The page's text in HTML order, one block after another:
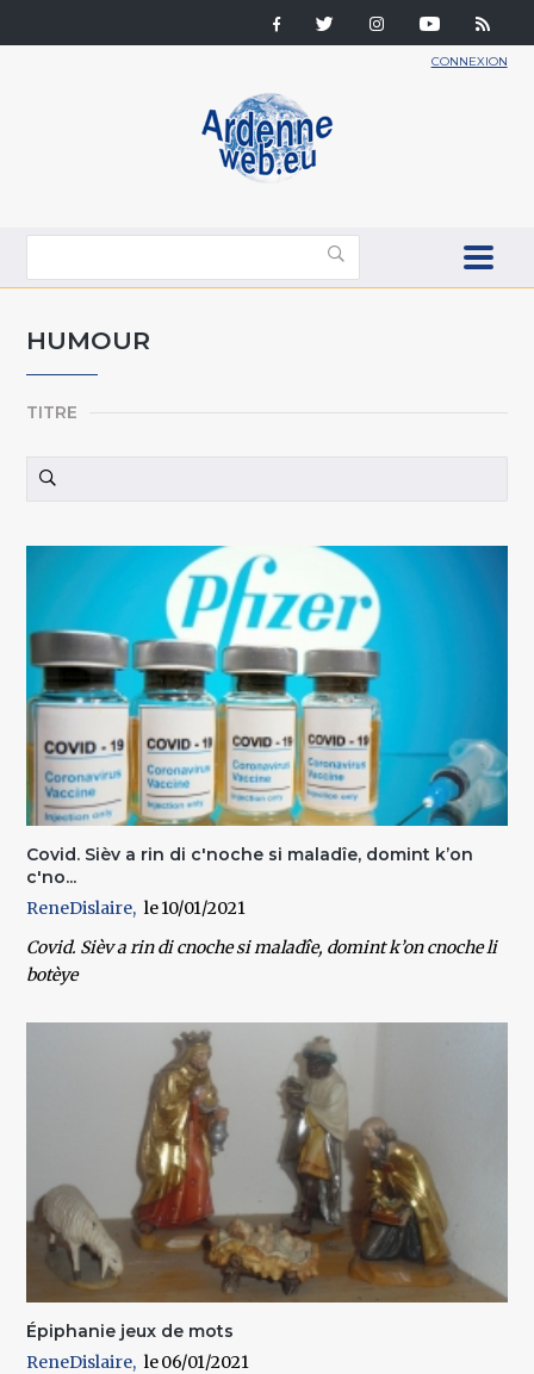
CONNEXION
HUMOUR
TITRE
Covid. Sièv a rin di c'noche si maladîe, domint k’on
c'no...
ReneDislaire
10/01/2021
Covid. Sièv a rin di cnoche si maladîe, domint k’on cnoche li
botèye
Épiphanie jeux de mots
ReneDislaire
06/01/2021